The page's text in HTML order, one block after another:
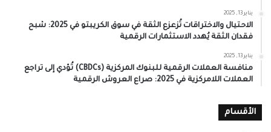
يناير 13, 2025
الاحتيال والاختراقات تُزعزع الثقة في سوق الكريبتو في 2025: شبح
فقدان الثقة يُهدد الاستثمارات الرقمية
يناير 13, 2025
منافسة العملات الرقمية للبنوك المركزية (CBDCs) تُؤدي إلى تراجع
العملات اللامركزية في 2025: صراع العروش الرقمية
الأقسام